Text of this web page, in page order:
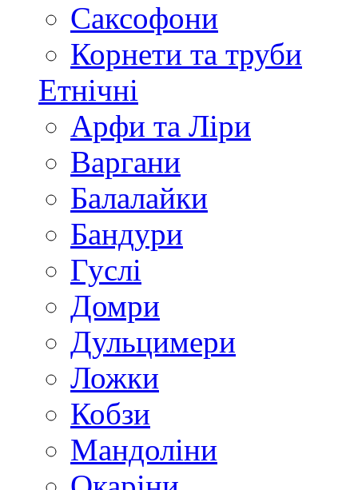
Саксофони
Корнети та труби
Етнічні
Арфи та Ліри
Варгани
Балалайки
Бандури
Гуслі
Домри
Дульцимери
Ложки
Кобзи
Мандоліни